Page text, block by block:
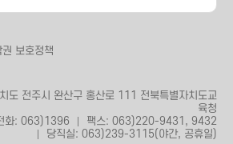
권 보호정책
도 전주시 완산구 홍산로 111 전북특별자치도교
육청
화: 063)1396
팩스: 063)220-9431, 9432
당직실: 063)239-3115(야간, 공휴일)